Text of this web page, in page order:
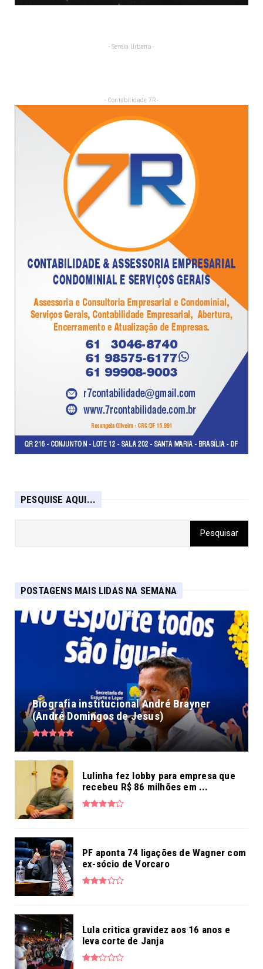
- Sereia Urbana -
- Contabilidade 7R -
PESQUISE AQUI...
POSTAGENS MAIS LIDAS NA SEMANA
Biografia institucional André Brayner
(André Domingos de Jesus)
Lulinha fez lobby para empresa que
recebeu R$ 86 milhões em ...
PF aponta 74 ligações de Wagner com
ex-sócio de Vorcaro
Lula critica gravidez aos 16 anos e
leva corte de Janja